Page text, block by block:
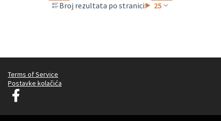
Broj rezultata po stranici: 25
Terms of Service
Postavke kolačića
Graz Gemeinsam Gestalten na Facebooku